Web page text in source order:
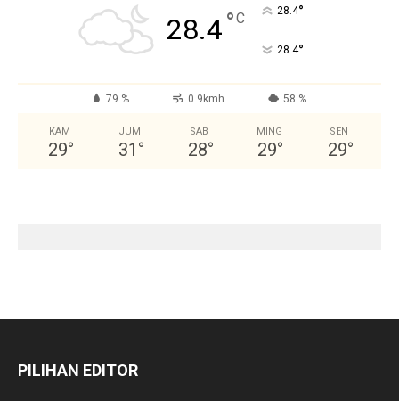
28.4°C 28.4°
28.4°
79 % 0.9kmh 58 %
KAM
29°
JUM
31 °
SAB
28°
MING
29°
SEN
29°
PILIHAN EDITOR